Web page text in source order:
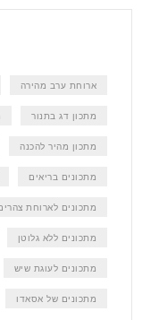
ארוחת ערב מהירה
מתכון דג בתנור
מתכון מהיר להכנה
מתכונים בריאים
מתכונים לארוחת
מתכונים ללא גלוטן
מתכונים לעוגת שיש
מתכונים של אסאדו